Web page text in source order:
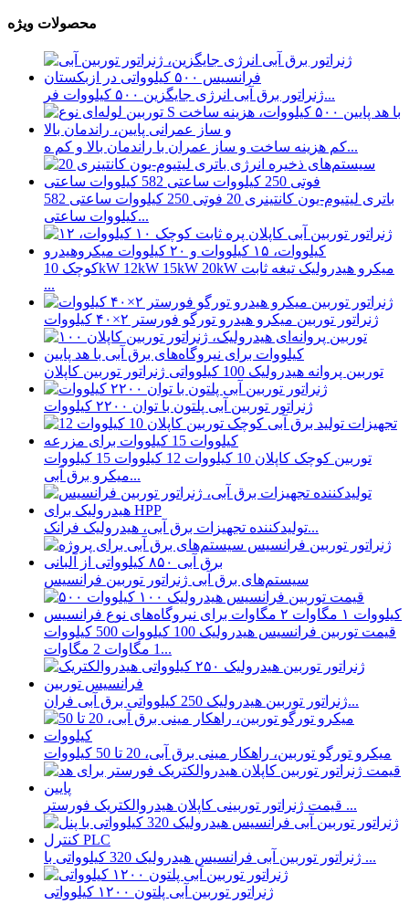
محصولات ویژه
ژنراتور برق آبی انرژی جایگزین ۵۰۰ کیلووات فر...
کم هزینه ساخت و ساز عمران با راندمان بالا و کم ه...
باتری لیتیوم-یون کانتینری 20 فوتی 250 کیلووات ساعتی 582
کیلووات ساعتی...
کوچک 10kW 12kW 15kW 20kW میکرو هیدرولیک تیغه ثابت
...
ژنراتور توربین میکرو هیدرو تورگو فورستر ۲×۴۰ کیلووات
توربین پروانه هیدرولیک 100 کیلوواتی ژنراتور توربین کاپلان
ژنراتور توربین آبی پلتون با توان ۲۲۰۰ کیلووات
توربین کوچک کاپلان 10 کیلووات 12 کیلووات 15 کیلووات
میکرو برق آبی...
تولیدکننده تجهیزات برق آبی، هیدرولیک فرانک...
سیستم‌های برق آبی ژنراتور توربین فرانسیس
قیمت توربین فرانسیس هیدرولیک 100 کیلووات 500 کیلووات
1 مگاوات 2 مگاوات...
ژنراتور توربین هیدرولیک 250 کیلوواتی برق آبی فران...
میکرو تورگو توربین، راهکار مینی برق آبی، 20 تا 50 کیلووات
قیمت ژنراتور توربینی کاپلان هیدروالکتریک فورستر ...
ژنراتور توربین آبی فرانسیس هیدرولیک 320 کیلوواتی با ...
ژنراتور توربین آبی پلتون ۱۲۰۰ کیلوواتی